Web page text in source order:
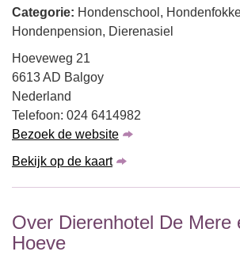
Categorie: Hondenschool,
Hondenpension, Dierenasiel
Hoeveweg 21
6613 AD Balgoy
Nederland
Telefoon: 024 6414982
Bezoek de website
Bekijk op de kaart
Over Dierenhotel De Mere
Hoeve